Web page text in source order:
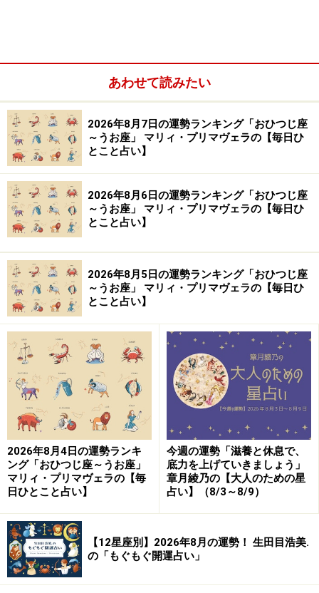
あわせて読みたい
2026年8月7日の運勢ランキング「おひつじ座
～うお座」 マリィ・プリマヴェラの【毎日ひ
とこと占い】
2026年8月6日の運勢ランキング「おひつじ座
～うお座」 マリィ・プリマヴェラの【毎日ひ
とこと占い】
2026年8月5日の運勢ランキング「おひつじ座
～うお座」 マリィ・プリマヴェラの【毎日ひ
とこと占い】
2026年8月4日の運勢ランキ
ング「おひつじ座～うお座」
マリィ・プリマヴェラの【毎
日ひとこと占い】
今週の運勢「滋養と休息で、
底力を上げていきましょう」
章月綾乃の【大人のための星
占い】（8/3～8/9）
【12星座別】2026年8月の運勢！ 生田目浩美.
の「もぐもぐ開運占い」